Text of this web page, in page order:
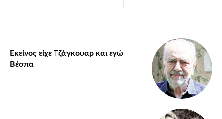
Εκείνος είχε Τζάγκουαρ και εγώ
Βέσπα